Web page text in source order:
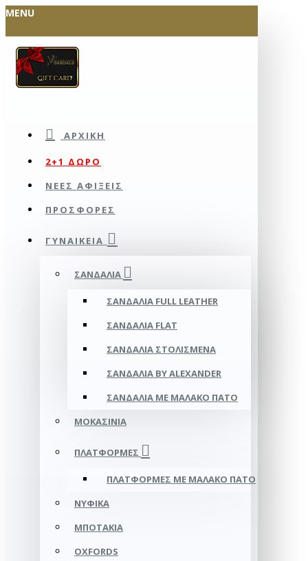
MENU
ΑΡΧΙΚΉ
2+1 ΔΩΡΟ
ΝΕΕΣ ΑΦΙΞΕΙΣ
ΠΡΟΣΦΟΡΕΣ
ΓΥΝΑΙΚΕΊΑ
ΣΑΝΔΆΛΙΑ
ΣΑΝΔΆΛΙΑ FULL LEATHER
ΣΑΝΔΆΛΙΑ FLAT
ΣΑΝΔΆΛΙΑ ΣΤΟΛΙΣΜΈΝΑ
ΣΑΝΔΆΛΙΑ BY ALEXANDER
ΣΑΝΔΆΛΙΑ ΜΕ ΜΑΛΑΚΌ ΠΆΤΟ
ΜΟΚΑΣΊΝΙΑ
ΠΛΑΤΦΌΡΜΕΣ
ΠΛΑΤΦΟΡΜΕΣ ΜΕ ΜΑΛΑΚΟ ΠΑΤΟ
ΝΥΦΙΚΆ
ΜΠΟΤΆΚΙΑ
OXFORDS